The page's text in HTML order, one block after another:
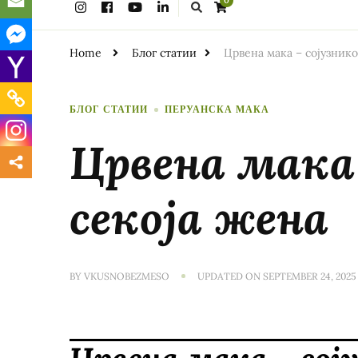
Home Блог статии Црвена мака –
БЛОГ СТАТИИ ПЕРУАНСКА МАКА
Црвена
секоја жена
BY VKUSNOBEZMESO UPDATED ON SEPTEMBER 24, 2025